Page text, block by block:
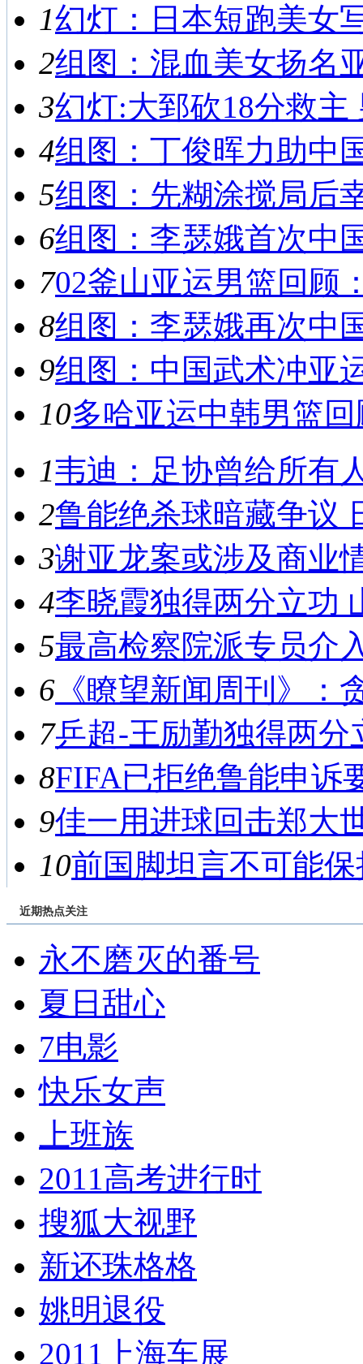
1幻灯：日本短跑美女
2组图：混血美女扬名
3幻灯:大郅砍18分救主
4组图：丁俊晖力助中
5组图：先糊涂搅局后
6组图：李瑟娥首次中
702釜山亚运男篮回顾
8组图：李瑟娥再次中
9组图：中国武术冲亚
10多哈亚运中韩男篮
1韦迪：足协曾给所有
2鲁能绝杀球暗藏争议
3谢亚龙案或涉及商业
4李晓霞独得两分立功
5最高检察院派专员介
6 《瞭望新闻周刊》：
7乒超-王励勤独得两分
8FIFA已拒绝鲁能申诉
9佳一用进球回击郑大
10前国脚坦言不可能
近期热点关注
永不磨灭的番号
夏日甜心
7电影
快乐女声
上班族
2011高考进行时
搜狐大视野
新还珠格格
姚明退役
2011上海车展